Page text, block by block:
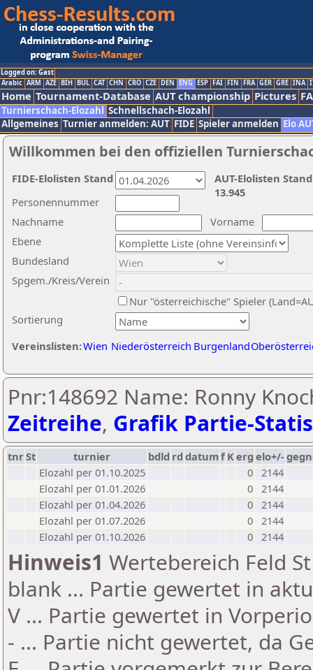
Logged on: Gast
Arabic ARM AZE BIH BUL CAT CHN CRO CZE DEN ENG ESP FAI FIN FRA GER GRE INA
Home Tournament-Database AUT championship Pictures
Turnierschach-Elozahl Schnellschach-Elozahl
Allgemeines Turnier anmelden: AUT FIDE Spieler anmelden Elo
Willkommen bei den offiziellen
Nachname
Vorname
Ebene
Sortierung
Personennummer
Bundesland
Spgem./Kreis/Verein
Nur "österreichische" Spieler
Vereinslisten:Wien Niederösterreich Burgenland
AUT-Elolisten
13.945
FIDE-Elolisten Stand
Pnr:148692 Name: Ronny
Zeitreihe, Grafik Partie-
tnrSt turnier bdld rd datumf Kerg elo+/-
Elozahl per 01.10.2025
0 2144
Elozahl per 01.01.2026
0 2144
Elozahl per 01.04.2026
0 2144
Elozahl per 01.07.2026
0 2144
Elozahl per 01.10.2026
0 2144
Hinweis1 Wertebereich Feld
blank ... Partie gewertet in
V ... Partie gewertet in
- ... Partie nicht gewertet, da